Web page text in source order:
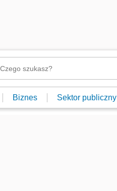
Biznes Sektor publiczny